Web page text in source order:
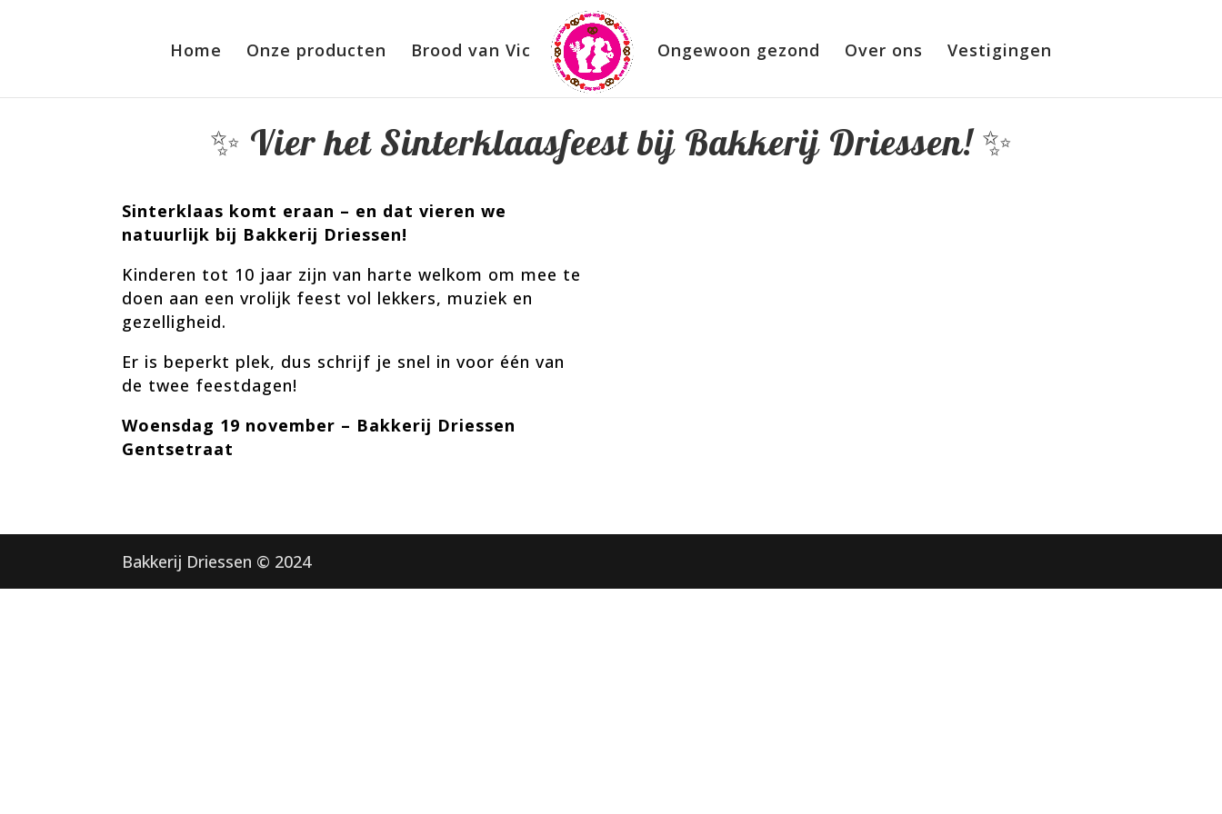
Home Onze producten Brood van Vic Ongewoon gezond Over ons Vestigingen
✨ Vier het Sinterklaasfeest bij Bakkerij Driessen! ✨
Sinterklaas komt eraan – en dat vieren we
natuurlijk bij Bakkerij Driessen!
Kinderen tot 10 jaar zijn van harte welkom om mee te
doen aan een vrolijk feest vol lekkers, muziek en
gezelligheid.
Er is beperkt plek, dus schrijf je snel in voor één van
de twee feestdagen!
Woensdag 19 november – Bakkerij Driessen
Gentsetraat
Bakkerij Driessen © 2024